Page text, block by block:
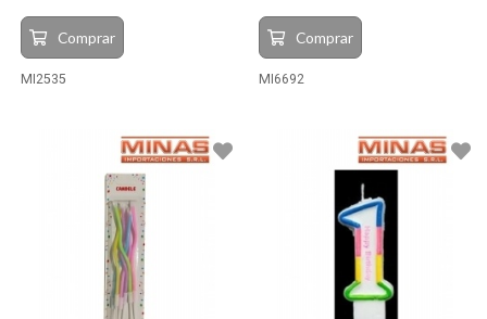
Comprar
MI2535
Comprar
MI6692